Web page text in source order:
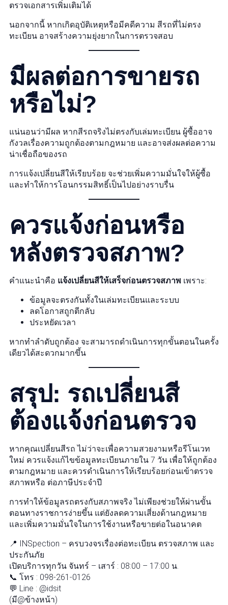
ตรวจเอกสารเพิ่มเติมได้
นอกจากนี้ หากเกิดอุบัติเหตุหรือมีคดีความ สีรถที่ไม่ตรง
ทะเบียน อาจสร้างความยุ่งยากในการตรวจสอบ
มีผลต่อการขายรถ
หรือไม่?
แน่นอนว่ามีผล หากสีรถจริงไม่ตรงกับเล่มทะเบียน ผู้ซื้ออาจ
กังวลเรื่องความถูกต้องตามกฎหมาย และอาจส่งผลต่อความ
น่าเชื่อถือของรถ
การแจ้งเปลี่ยนสีให้เรียบร้อย จะช่วยเพิ่มความมั่นใจให้ผู้ซื้อ
และทำให้การโอนกรรมสิทธิ์เป็นไปอย่างราบรื่น
ควรแจ้งก่อนหรือ
หลังตรวจสภาพ?
คำแนะนำคือ แจ้งเปลี่ยนสีให้เสร็จก่อนตรวจสภาพ เพราะ:
ข้อมูลจะตรงกันทั้งในเล่มทะเบียนและระบบ
ลดโอกาสถูกตีกลับ
ประหยัดเวลา
หากทำลำดับถูกต้อง จะสามารถดำเนินการทุกขั้นตอนในครั้ง
เดียวได้สะดวกมากขึ้น
สรุป: รถเปลี่ยนสี
ต้องแจ้งก่อนตรวจ
หากคุณเปลี่ยนสีรถ ไม่ว่าจะเพื่อความสวยงามหรือรีโนเวท
ใหม่ ควรแจ้งแก้ไขข้อมูลทะเบียนภายใน 7 วัน เพื่อให้ถูกต้อง
ตามกฎหมาย และควรดำเนินการให้เรียบร้อยก่อนเข้าตรวจ
สภาพหรือ ต่อภาษีประจำปี
การทำให้ข้อมูลรถตรงกับสภาพจริง ไม่เพียงช่วยให้ผ่านขั้น
ตอนทางราชการง่ายขึ้น แต่ยังลดความเสี่ยงด้านกฎหมาย
และเพิ่มความมั่นใจในการใช้งานหรือขายต่อในอนาคต
📍 INSpection – ครบวงจรเรื่องต่อทะเบียน ตรวจสภาพ และ
ประกันภัย
เปิดบริการทุกวัน จันทร์ – เสาร์ : 08:00 – 17:00 น.
📞 โทร : 098-261-0126
💬 Line : @idsit
(มี@ข้างหน้า)